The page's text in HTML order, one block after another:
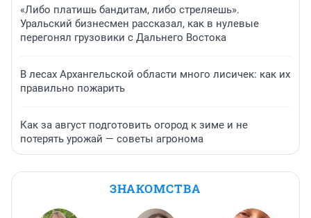
«Либо платишь бандитам, либо стреляешь».
Уральский бизнесмен рассказал, как в нулевые
перегонял грузовики с Дальнего Востока
В лесах Архангельской области много лисичек: как их
правильно пожарить
Как за август подготовить огород к зиме и не
потерять урожай — советы агронома
ЗНАКОМСТВА